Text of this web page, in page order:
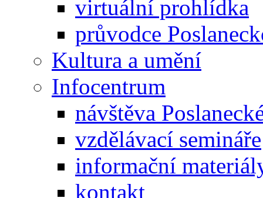
virtuální prohlídka
průvodce
Kultura a umění
Infocentrum
návštěva
vzdělávací semináře
informační
kontakt